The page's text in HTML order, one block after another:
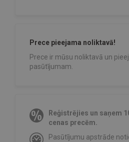
Prece pieejama noliktavā!
Prece ir mūsu noliktavā un
pasūtījumam.
Reģistrējies un saņem
cenas precēm.
Pasūtījumu apstrāde